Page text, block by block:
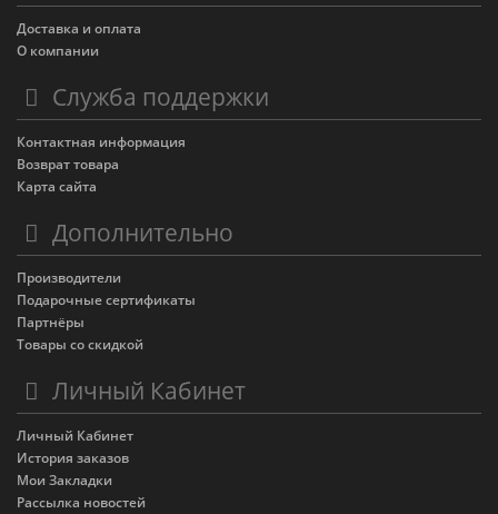
Доставка и оплата
О компании
Служба поддержки
Контактная информация
Возврат товара
Карта сайта
Дополнительно
Производители
Подарочные сертификаты
Партнёры
Товары со скидкой
Личный Кабинет
Личный Кабинет
История заказов
Мои Закладки
Рассылка новостей